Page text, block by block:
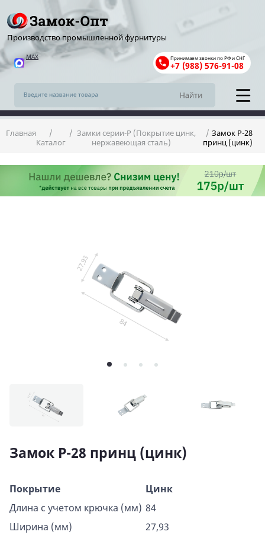
Производство промышленной фурнитуры
MAX Принимаем звонки по РФ и СНГ
+7 (988) 576-91-08
Главная
Каталог
Замки серии-Р (Покрытие цинк,
нержавеющая сталь)
Замок P-28
принц (цинк)
Замок P-28 принц (цинк)
Покрытие
Цинк
Длина с учетом крючка (мм) 84
Ширина (мм)
27,93